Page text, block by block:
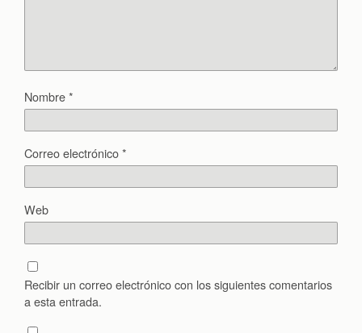
Nombre*
Correo electrónico*
Web
Recibir un correo electrónico con los siguientes comentarios
a esta entrada.